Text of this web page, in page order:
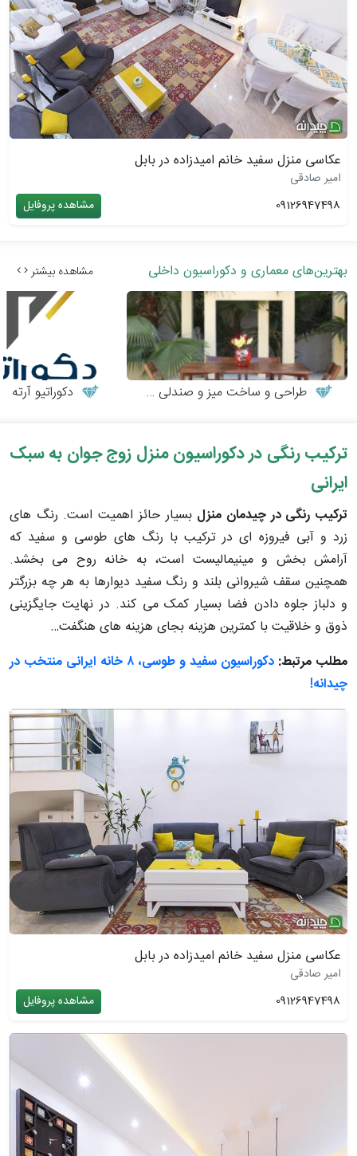
عکاسی منزل سفید خانم امیدزاده در بابل
امیر صادقی
09126947498
مشاهده پروفایل
بهترین‌های معماری و دکوراسیون داخلی مشاهده بیشتر
طراحی و ساخت میز و صندلی چوبی دکوراتیو آرته
ترکیب رنگی در دکوراسیون منزل زوج جوان به سبک
ایرانی
ترکیب رنگی در چیدمان منزل بسیار حائز اهمیت است. رنگ های
زرد و آبی فیروزه ای در ترکیب با رنگ های طوسی و سفید که
آرامش بخش و مینیمالیست است، به خانه روح می بخشد.
همچنین سقف شیروانی بلند و رنگ سفید دیوارها به هر چه بزرگتر
و دلباز جلوه دادن فضا بسیار کمک می کند. در نهایت جایگزینی
ذوق و خلاقیت با کمترین هزینه بجای هزینه های هنگفت…
مطلب مرتبط:
دکوراسیون سفید و طوسی، ۸ خانه ایرانی منتخب در
چیدانه!
عکاسی منزل سفید خانم امیدزاده در بابل
امیر صادقی
09126947498
مشاهده پروفایل